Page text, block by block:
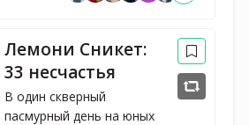
Лемони Сникет:
33 несчастья
В один скверный
пасмурный день на юных